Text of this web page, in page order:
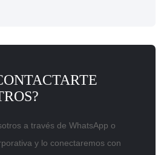
a través de WhatsApp o
y lo conectaremos con